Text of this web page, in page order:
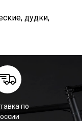
дудки,
по